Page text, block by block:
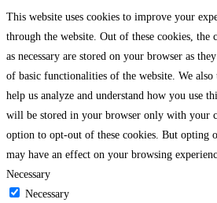
This website uses cookies to improve your
through the website. Out of these cookies, the
as necessary are stored on your browser as
of basic functionalities of the website. We
help us analyze and understand how you use
will be stored in your browser only with your
option to opt-out of these cookies. But opting
may have an effect on your browsing
Necessary
Necessary